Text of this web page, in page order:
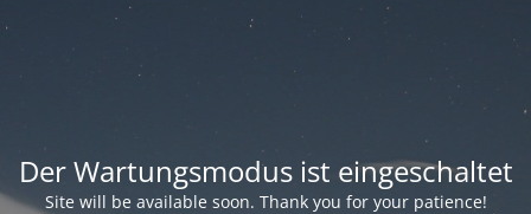
Der Wartungsmodus ist eingeschaltet
Site will be available soon. Thank you for your patience!